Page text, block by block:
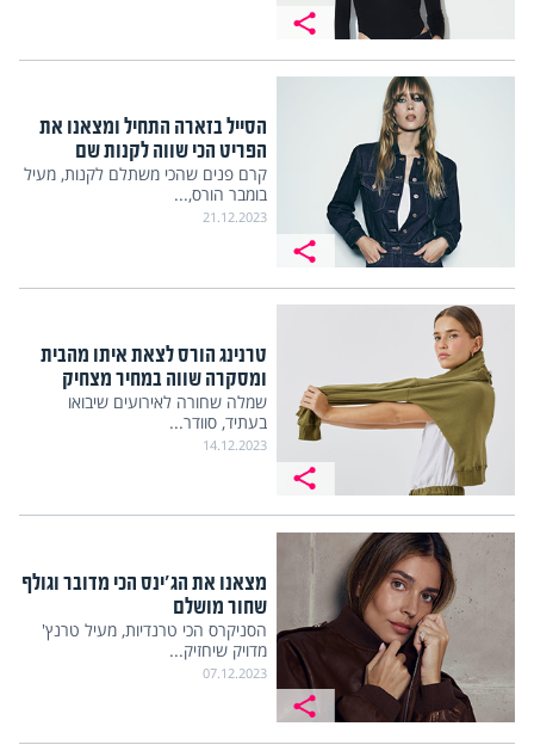
הסייל בזארה התחיל ומצאנו את
הפריט הכי שווה לקנות שם
קרם פנים שהכי משתלם לקנות, מעיל
בומבר הורס,...
21.12.2023
טרנינג הורס לצאת איתו מהבית
ומסקרה שווה במחיר מצחיק
שמלה שחורה לאירועים שיבואו
בעתיד, סוודר...
14.12.2023
מצאנו את הג'ינס הכי מדובר וגולף
שחור מושלם
הסניקרס הכי טרנדיות, מעיל טרנץ'
מדויק שיחזיק...
07.12.2023